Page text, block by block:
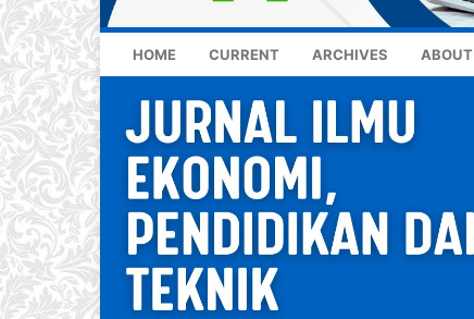
HOME CURRENT ARCHIVES ABOUT